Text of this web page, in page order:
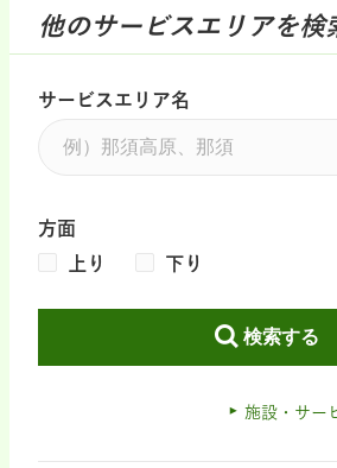
他のサービスエリアを検
サービスエリア名
方面
上り
下り
検索する
施設・サー